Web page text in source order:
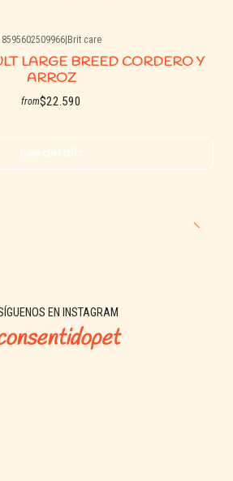
8595602509966| Brit care
LARGE BREED CORDERO Y
ARROZ
from$22.590
See details
EN INSTAGRAM